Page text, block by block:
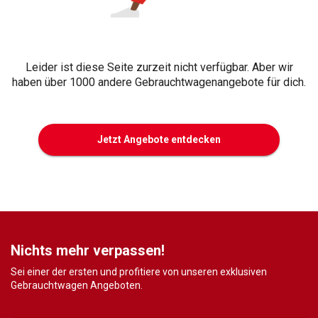
Leider ist diese Seite zurzeit nicht verfügbar. Aber wir
haben über 1000 andere Gebrauchtwagenangebote für dich.
Jetzt Angebote entdecken
Nichts mehr verpassen!
Sei einer der ersten und profitiere von unseren exklusiven
Gebrauchtwagen Angeboten.